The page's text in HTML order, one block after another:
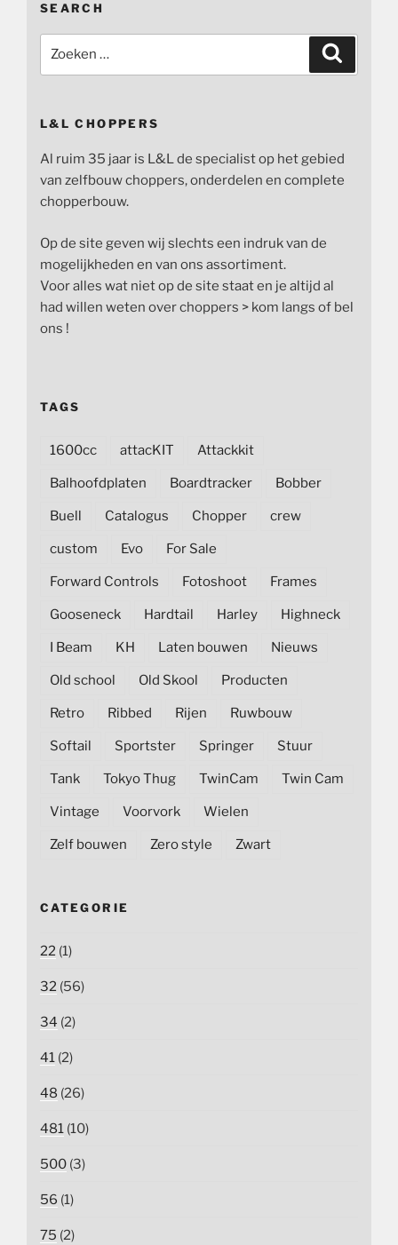
SEARCH
naar:
L&L CHOPPERS
Al ruim 35 jaar is L&L de specialist op het gebied
van zelfbouw choppers, onderdelen en complete
chopperbouw.
Op de site geven wij slechts een indruk van de
mogelijkheden en van ons assortiment.
Voor alles wat niet op de site staat en je altijd al
had willen weten over choppers > kom langs of bel
ons !
TAGS
1600cc attacKIT Attackkit
Balhoofdplaten Boardtracker Bobber
Buell Catalogus Chopper crew
custom Evo For Sale
Forward Controls Fotoshoot Frames
Gooseneck Hardtail Harley Highneck
I Beam KH Laten bouwen Nieuws
Old school Old Skool Producten
Retro Ribbed Rijen Ruwbouw
Softail Sportster Springer Stuur
Tank Tokyo Thug TwinCam Twin Cam
Vintage Voorvork Wielen
Zelf bouwen Zero style Zwart
CATEGORIE
22 (1)
32 (56)
34 (2)
41 (2)
48 (26)
481 (10)
500 (3)
56 (1)
75 (2)